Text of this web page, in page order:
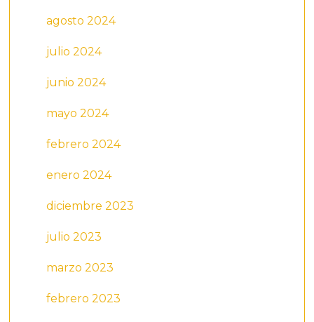
agosto 2024
julio 2024
junio 2024
mayo 2024
febrero 2024
enero 2024
diciembre 2023
julio 2023
marzo 2023
febrero 2023